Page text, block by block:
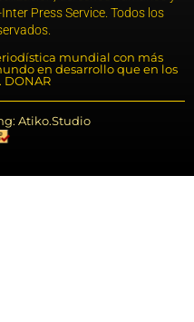
Press Service. Todos los
mundial con más
en desarrollo que en los
DONAR
Atiko.Studio